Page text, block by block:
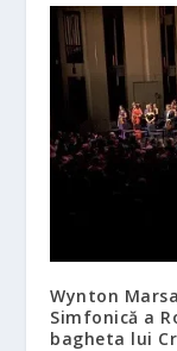
Wynton
Simfonică a
bagheta lui